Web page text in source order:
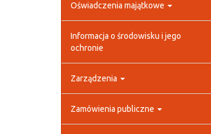
Oświadczenia majątkowe
Informacja o środowisku i jego
ochronie
Zarządzenia
Zamówienia publiczne